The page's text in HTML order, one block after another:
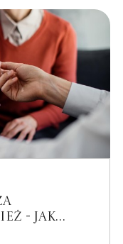
- jak
swoich